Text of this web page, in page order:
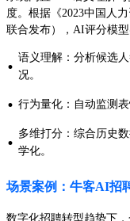
度。根据《2023中国人
联合发布），AI评分模型
· 语义理解：分析候选
况。
· 行为量化：自动监测
· 多维打分：综合历史
学化。
场景案例：牛客AI招
数字化招聘转型趋势下